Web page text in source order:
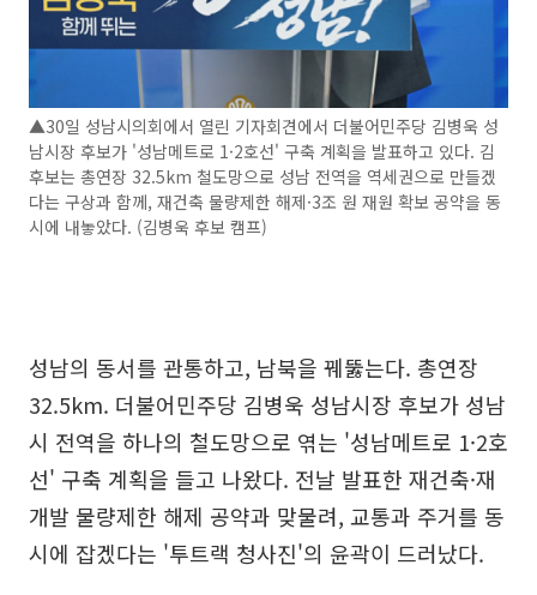
▲30일 성남시의회에서 열린 기자회견에서 더불어민주당 김병욱 성
남시장 후보가 '성남메트로 1·2호선' 구축 계획을 발표하고 있다. 김
후보는 총연장 32.5km 철도망으로 성남 전역을 역세권으로 만들겠
다는 구상과 함께, 재건축 물량제한 해제·3조 원 재원 확보 공약을 동
시에 내놓았다. (김병욱 후보 캠프)
성남의 동서를 관통하고, 남북을 꿰뚫는다. 총연장
32.5km. 더불어민주당 김병욱 성남시장 후보가 성남
시 전역을 하나의 철도망으로 엮는 '성남메트로 1·2호
선' 구축 계획을 들고 나왔다. 전날 발표한 재건축·재
개발 물량제한 해제 공약과 맞물려, 교통과 주거를 동
시에 잡겠다는 '투트랙 청사진'의 윤곽이 드러났다.